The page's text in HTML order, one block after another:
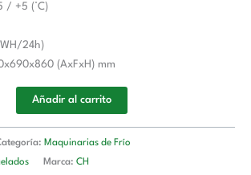
/ +5 (°C)
24h)
(AxFxH) mm
Añadir al carrito
Maquinarias de Frío
Marca: CH